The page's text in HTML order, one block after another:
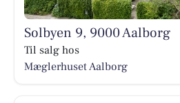
Solbyen 9, 9000 Aalborg
Til salg hos
Mæglerhuset Aalborg